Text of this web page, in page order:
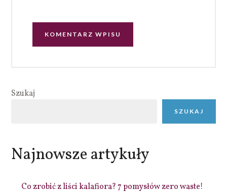
Szukaj
SZUKAJ
Najnowsze artykuły
Co zrobić z liści kalafiora? 7 pomysłów zero waste!